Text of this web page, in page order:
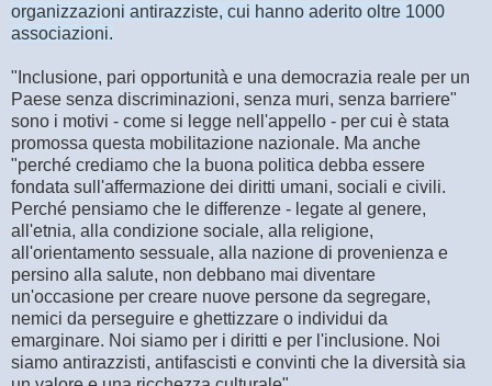
organizzazioni antirazziste, cui hanno aderito oltre 1000
associazioni.
"Inclusione, pari opportunità e una democrazia reale per un
Paese senza discriminazioni, senza muri, senza barriere"
sono i motivi - come si legge nell'appello - per cui è stata
promossa questa mobilitazione nazionale. Ma anche
"perché crediamo che la buona politica debba essere
fondata sull'affermazione dei diritti umani, sociali e civili.
Perché pensiamo che le differenze - legate al genere,
all'etnia, alla condizione sociale, alla religione,
all'orientamento sessuale, alla nazione di provenienza e
persino alla salute, non debbano mai diventare
un'occasione per creare nuove persone da segregare,
nemici da perseguire e ghettizzare o individui da
emarginare. Noi siamo per i diritti e per l'inclusione. Noi
siamo antirazzisti, antifascisti e convinti che la diversità sia